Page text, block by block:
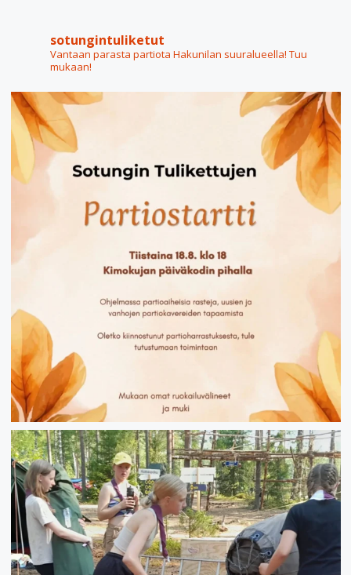
sotungintuliketut
Vantaan parasta partiota Hakunilan suuralueella! Tuu
mukaan!